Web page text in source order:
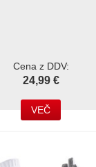
Cena z DDV:
24,99 €
VEČ